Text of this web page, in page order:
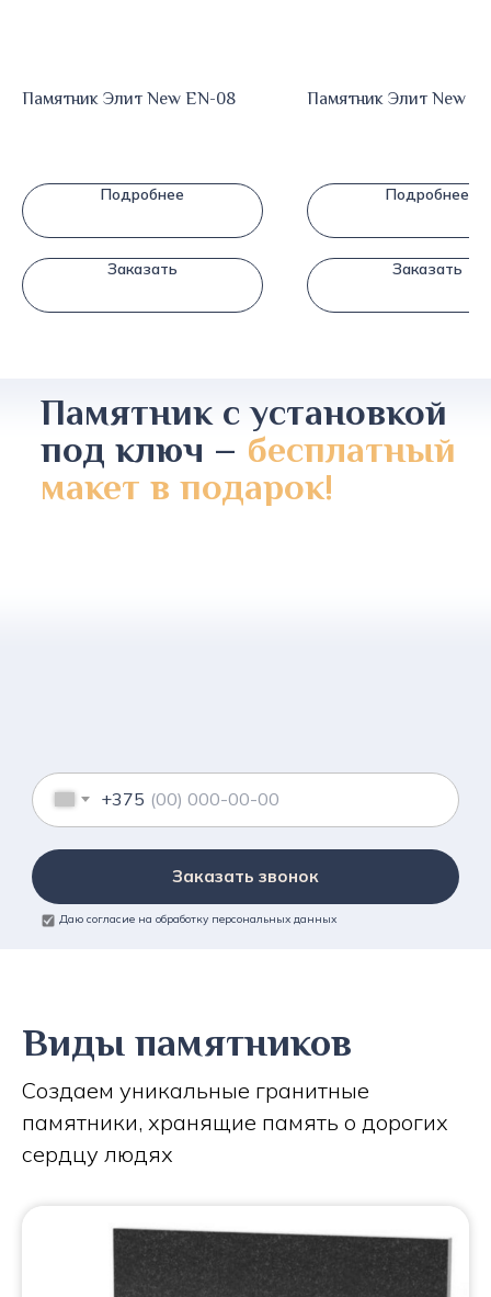
Памятник Элит New EN-08
Подробнее
Заказать
Памятник Элит New
Подробнее
Заказать
Памятник с установкой
под ключ – бесплатный
макет в подарок!
+375
Заказать звонок
Даю согласие на обработку персональных данных
Виды памятников
Создаем уникальные гранитные
памятники, хранящие память о дорогих
сердцу людях